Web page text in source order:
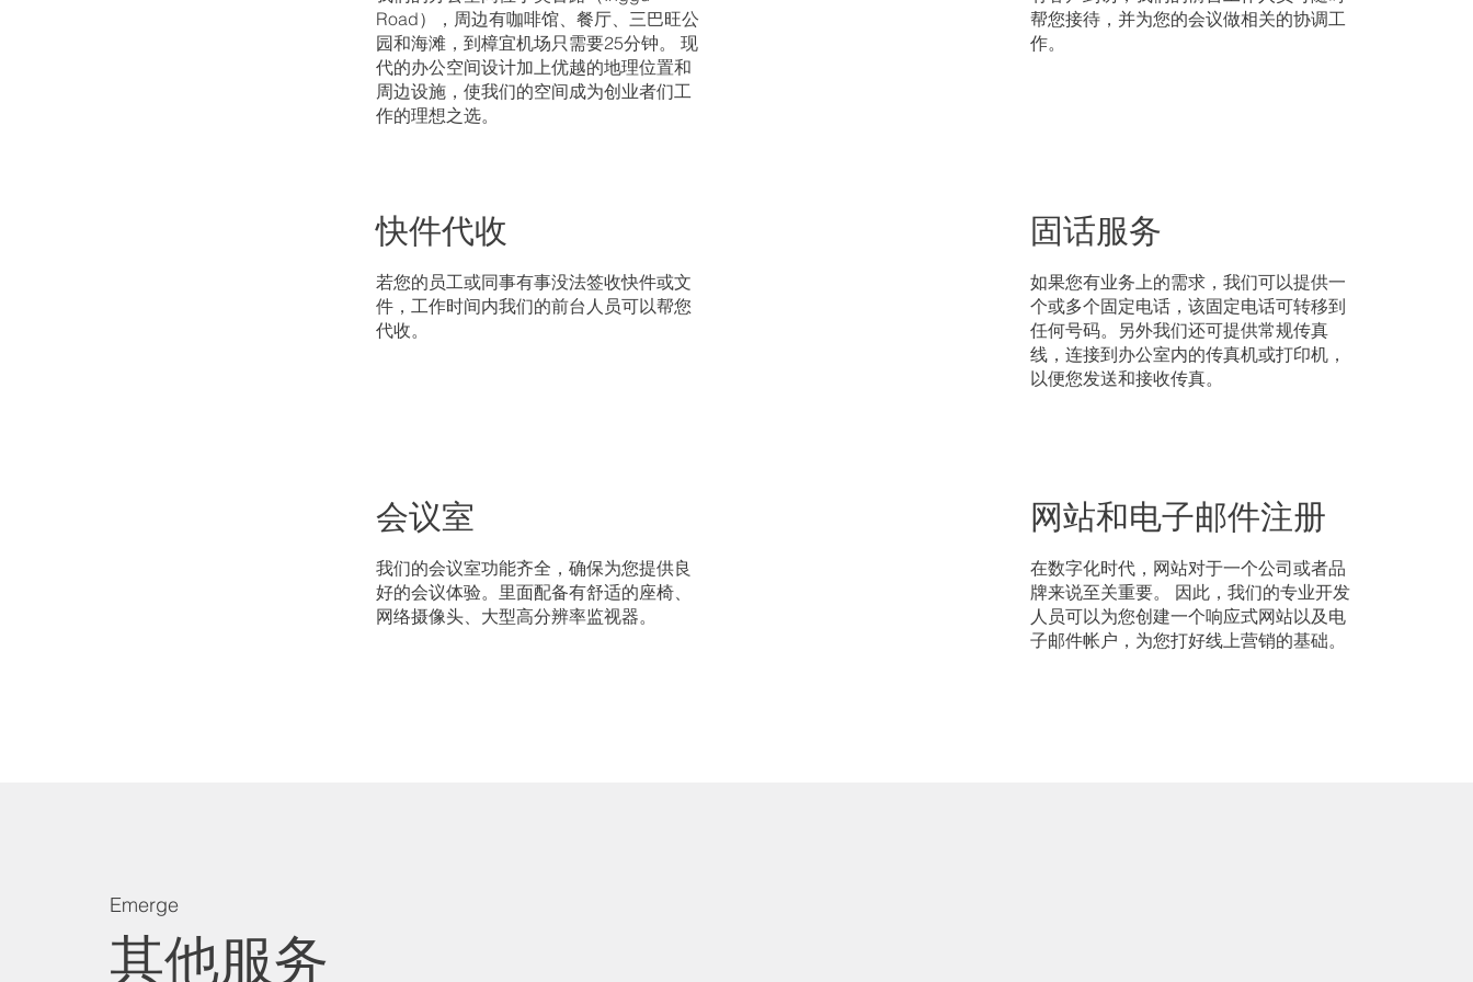
Road），周边有咖啡馆、餐厅、三巴旺公
园和海滩，到樟宜机场只需要25分钟。 现
代的办公空间设计加上优越的地理位置和
周边设施，使我们的空间成为创业者们工
作的理想之选。
帮您接待，并为您的会议做相关的协调工
作。
快件代收
若您的员工或同事有事没法签收快件或文
件，工作时间内我们的前台人员可以帮您
代收。
固话服务
如果您有业务上的需求，我们可以提供一
个或多个固定电话，该固定电话可转移到
任何号码。另外我们还可提供常规传真
线，连接到办公室内的传真机或打印机，
以便您发送和接收传真。
会议室
我们的会议室功能齐全，确保为您提供良
好的会议体验。里面配备有舒适的座椅、
网络摄像头、大型高分辨率监视器。
网站和电子邮件注册
在数字化时代，网站对于一个公司或者品
牌来说至关重要。 因此，我们的专业开发
人员可以为您创建一个响应式网站以及电
子邮件帐户，为您打好线上营销的基础。
Emerge
其他服务